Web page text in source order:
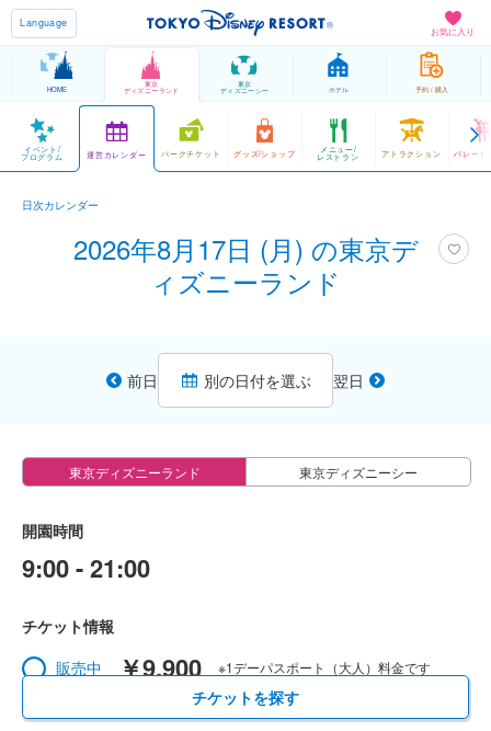
お気に入り
Language
HOME
東京
ディズニーランド
東京
ディズニーシー ホテル 予約 / 購入
イベント/
プログラム 運営カレンダー パークチケット グッズ/ショップ メニュー/
レストラン アトラクション パレード
日次カレンダー
2026年8月17日 (月) の東京デ
ィズニーランド
前日 別の日付を選ぶ 翌日
東京ディズニーランド 東京ディズニーシー
開園時間
9:00 - 21:00
チケット情報
販売中
￥9,900 ※1デーパスポート（大人）料金です
チケットを探す